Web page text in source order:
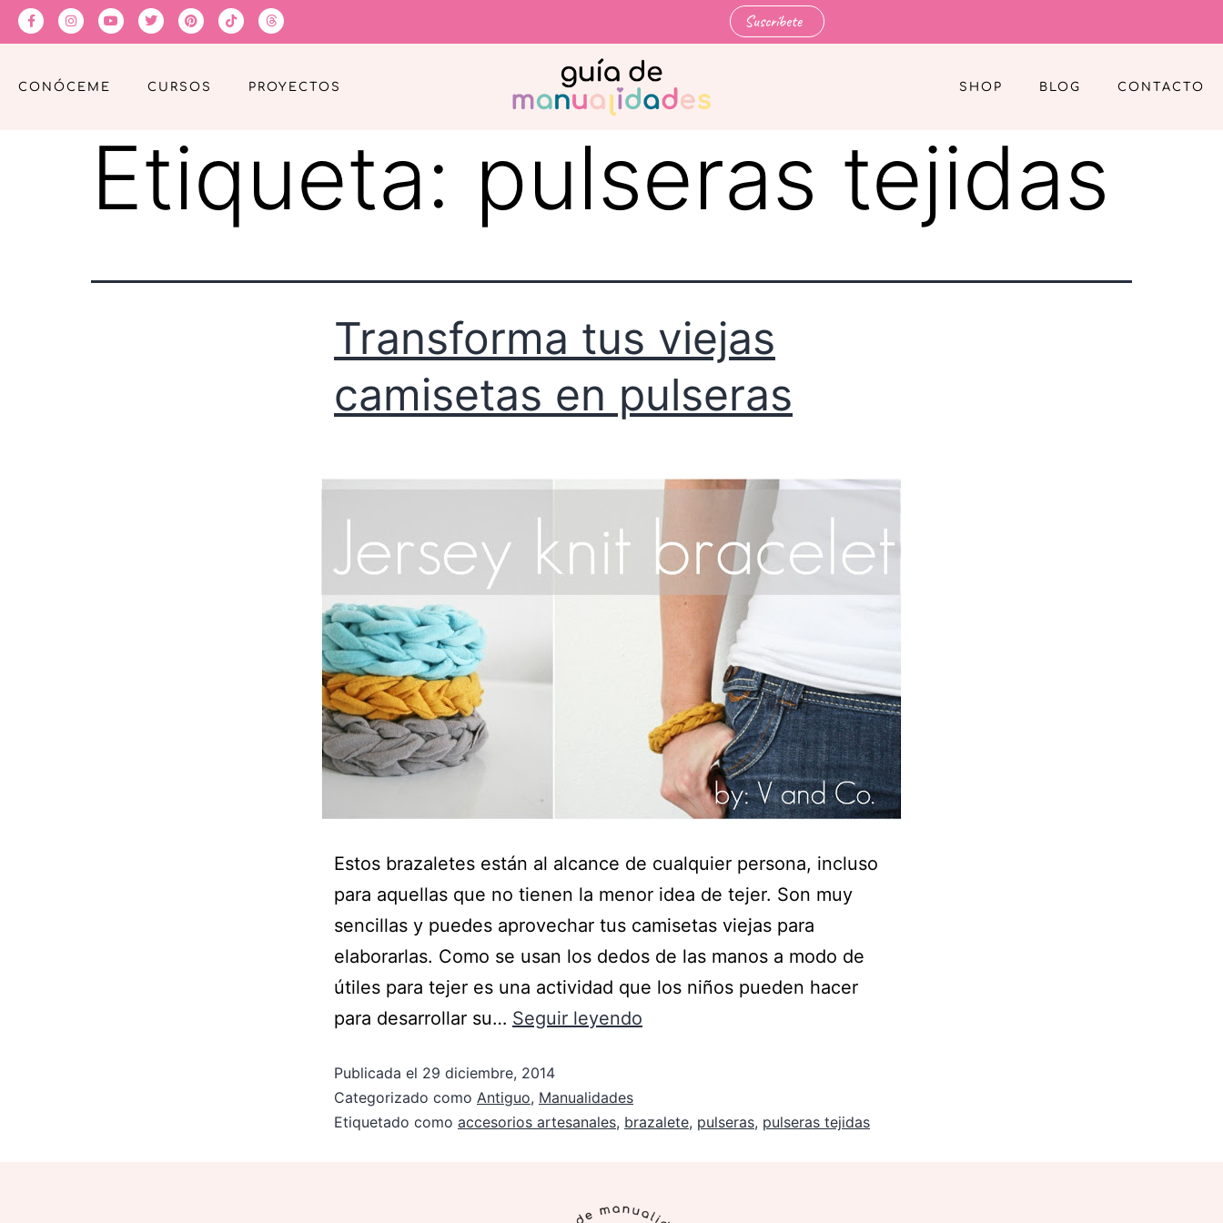
Suscríbete
CONÓCEME CURSOS PROYECTOS SHOP BLOG CONTACTO
Etiqueta: pulseras tejidas
Transforma tus viejas
camisetas en pulseras
Estos brazaletes están al alcance de cualquier persona, incluso
para aquellas que no tienen la menor idea de tejer. Son muy
sencillas y puedes aprovechar tus camisetas viejas para
elaborarlas. Como se usan los dedos de las manos a modo de
útiles para tejer es una actividad que los niños pueden hacer
para desarrollar su… Seguir leyendo
Publicada el 29 diciembre, 2014
Categorizado como Antiguo, Manualidades
Etiquetado como accesorios artesanales, brazalete, pulseras, pulseras tejidas